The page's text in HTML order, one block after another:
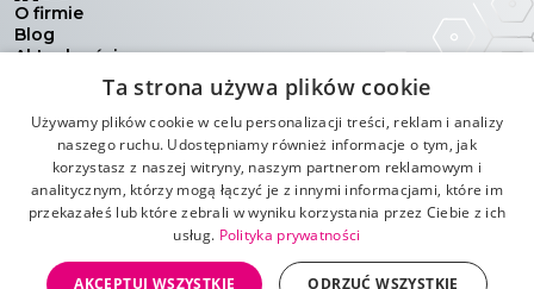
O firmie
Blog
Aktualności
Wydarzenia
Polityka prywatności
Warunki handlowe
Ta strona używa plików cookie
Używamy plików cookie w celu personalizacji treści, reklam i analizy
naszego ruchu. Udostępniamy również informacje o tym, jak
korzystasz z naszej witryny, naszym partnerom reklamowym i
analitycznym, którzy mogą łączyć je z innymi informacjami, które im
przekazałeś lub które zebrali w wyniku korzystania przez Ciebie z ich
usług. Polityka prywatności
AKCEPTUJ WSZYSTKIE ODRZUĆ WSZYSTKIE